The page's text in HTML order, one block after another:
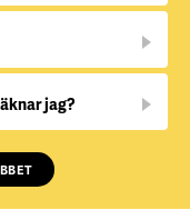
jag?